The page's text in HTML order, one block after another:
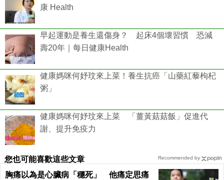
康 Health
早起運動是養生還傷身？ 起床4個壞習慣 恐減
壽20年｜每日健康Health
健康媽咪何妤玟來上菜！養生抗癌「山藥紅藜枸杞
粥」
健康媽咪何妤玟來上菜 「薑黃菇菇飯」促進代
謝、提升免疫力
您也可能喜歡這些文章
胸痛以為是心臟病「穩死」 他痛定思痛
Recommended by